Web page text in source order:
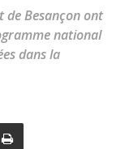
de Besançon ont
national
dans la